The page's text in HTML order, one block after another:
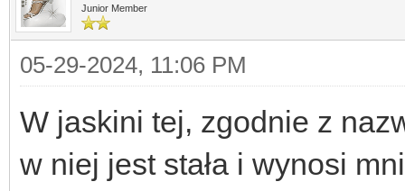
Junior Member
05-29-2024, 11:06 PM
W jaskini tej, zgodnie z
w niej jest stała i wynosi